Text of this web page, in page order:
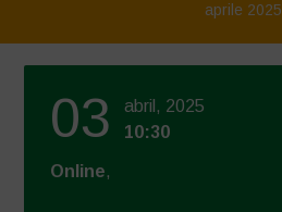
aprile 2025
03
abril, 2025
10:30
Online,